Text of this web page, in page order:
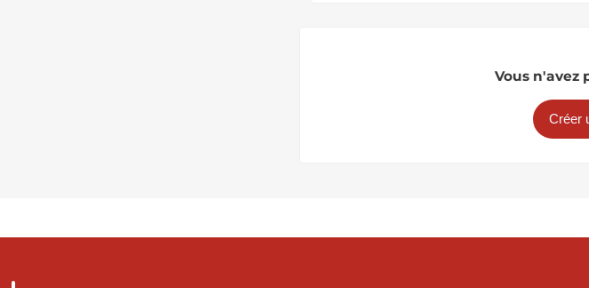
Vous n'avez
Créer